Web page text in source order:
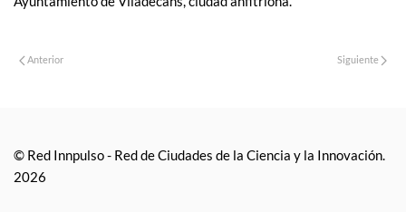
Anterior Siguiente
© Red Innpulso - Red de Ciudades de la Ciencia y la Innovación.
2026